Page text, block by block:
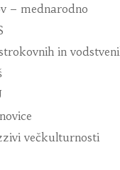
– mednarodno
in
večkulturnosti